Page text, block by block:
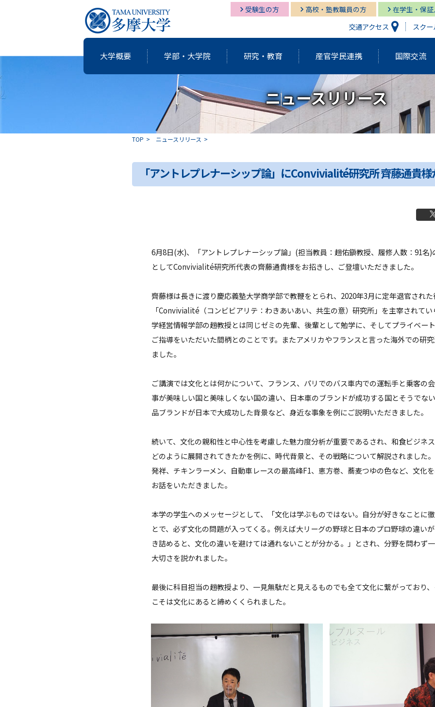
受験生の方 高校・塾教職員の方 在学生・保
交通アクセス スク
大学概要
大学概要
個性・特色「現代の志塾」 アジアダイナミズム ポリ
マネ
ハラスメント防止 情報公開 学生
大学案内・広報誌 学長
学校法人田村学園概要 理
多摩大ブランド
学部・大学院
学部・大学院 経営情報学部
大学
研究・教育
研究・教育 研究開発機構 多摩
研究紀要（Tama蔵） 教育
アクティブ・ラーニングの多摩大 アクティブ・ラーニング発表祭 FD
産官学民連携 国際交流
国際交流 経営情報学部 グロ
国際交流センター
就職支援 経営情報学部 経営
グローバルスタディーズ学部 グロ
図書館 多摩キャンパス図書館 湘南
多摩キャンパス メディア・サービス 湘南
ニュースリリース
TOP ニュースリリース
「アントレプレナーシップ論」にConvivialité研究所 齊藤通貴
6月8日(水)、「アントレプレナーシップ論」(担当教員：趙佑鎭教授、履修人数：91名
としてConvivialité研究所代表の齊藤通貴様をお招きし、ご登壇いただきました。
齊藤様は長きに渡り慶応義塾大学商学部で教鞭をとられ、2020年3月に定年退官され
「Convivialité（コンビビアリテ：わきあいあい、共生の意）研究所」を主宰されて
学経営情報学部の趙教授とは同じゼミの先輩、後輩として勉学に、そしてプライベー
ご指導をいただいた間柄とのことです。またアメリカやフランスと言った海外での研
ました。
ご講演では文化とは何かについて、フランス、パリでのバス車内での運転手と乗客の
事が美味しい国と美味しくない国の違い、日本車のブランドが成功する国とそうでな
品ブランドが日本で大成功した背景など、身近な事象を例にご説明いただきました。
続いて、文化の親和性と中心性を考慮した魅力度分析が重要であるされ、和食ビジネ
どのように展開されてきたかを例に、時代背景と、その戦略について解説されました
発祥、チキンラーメン、自動車レースの最高峰F1、恵方巻、蕎麦つゆの色など、文化
お話をいただきました。
本学の学生へのメッセージとして、「文化は学ぶものではない。自分が好きなことに
とで、必ず文化の問題が入ってくる。例えば大リーグの野球と日本のプロ野球の違い
き詰めると、文化の違いを避けては通れないことが分かる。」とされ、分野を問わず
大切さを説かれました。
最後に科目担当の趙教授より、一見無駄だと見えるものでも全て文化に繋がっており
こそは文化にあると締めくくられました。